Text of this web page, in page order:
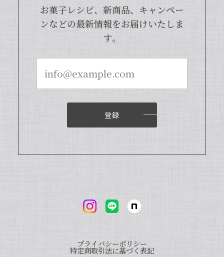
富な莢ごとピューレにした商品でござい
まして、バニラビーンズよりお得で、さ
らに使いやすくなった当店オリジナルの
商品となっております。また、「バニラ
ニラピューレを使用した世界中のお菓子
レシピも100種類以上ご紹介しておりま
すので、もしご興味ございましたら、ぜ
ひチェックしてみてくださいませ。また
機会がございましたら、当店をよろしく
お願い申し上げます。
【本数多いほど1本価格がお得！】【ブルボン種Sグレード・バニラビーンズ・20本】
りも良く、あの量でお値段も安くとても使いやすい
いつも当店をご利用いただきまして、誠
にありがとうございます。オリジナルバ
お菓子レシピ、新商品、キャンペー
ンなどの最新情報をお届けいたしま
す。
登録
プライバシーポリシー
特定商取引法に基づく表記